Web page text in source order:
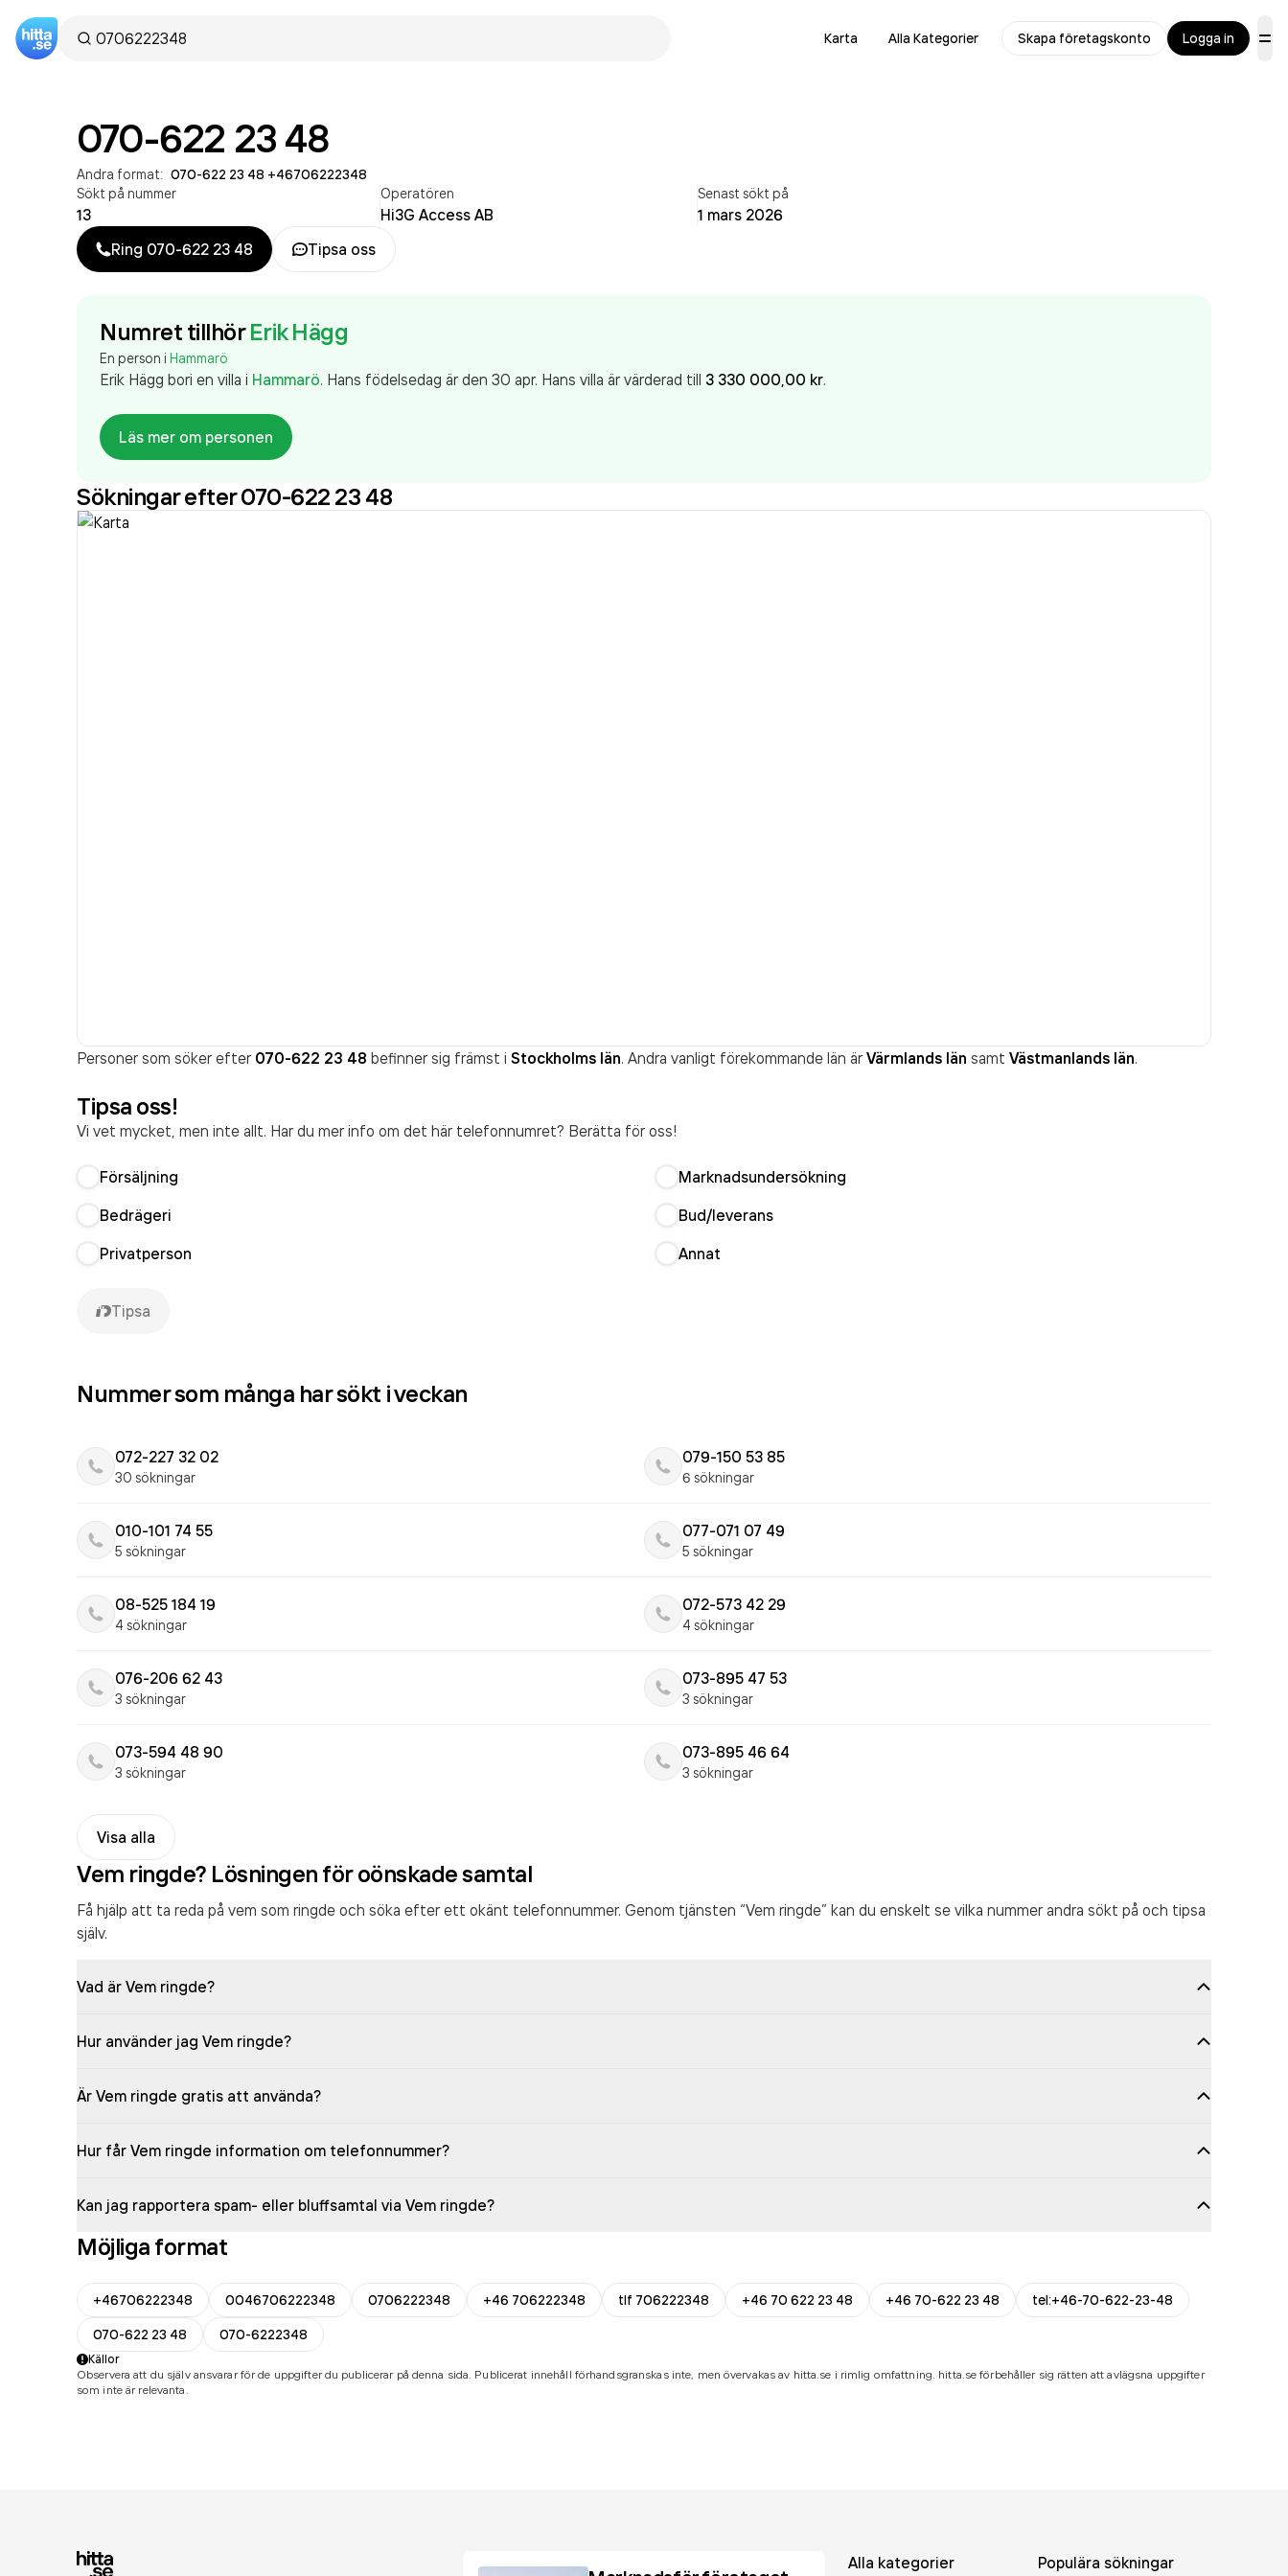
Karta Alla Kategorier Skapa företagskonto Logga in
070-622 23 48
Andra format: 070-622 23 48 +46706222348
Sökt på nummer
13
Operatören
Hi3G Access AB
Senast sökt på
1 mars 2026
Ring 070-622 23 48 Tipsa oss
Numret tillhör Erik Hägg
En person i Hammarö
Erik Hägg bori en villa i Hammarö. Hans födelsedag är den 30 apr. Hans villa är värderad till 3 330 000,00 kr.
Läs mer om personen
Sökningar efter 070-622 23 48
Personer som söker efter 070-622 23 48 befinner sig främst i Stockholms län. Andra vanligt förekommande län är Värmlands län samt Västmanlands län.
Tipsa oss!
Vi vet mycket, men inte allt. Har du mer info om det här telefonnumret? Berätta för oss!
Försäljning
Marknadsundersökning
Bedrägeri
Bud/leverans
Privatperson
Annat
Tipsa
Nummer som många har sökt i veckan
072-227 32 02
30 sökningar
079-150 53 85
6 sökningar
010-101 74 55
5 sökningar
077-071 07 49
5 sökningar
08-525 184 19
4 sökningar
072-573 42 29
4 sökningar
076-206 62 43
3 sökningar
073-895 47 53
3 sökningar
073-594 48 90
3 sökningar
073-895 46 64
3 sökningar
Visa alla
Vem ringde? Lösningen för oönskade samtal
Få hjälp att ta reda på vem som ringde och söka efter ett okänt telefonnummer. Genom tjänsten “Vem ringde” kan du enskelt se vilka nummer andra sökt på och tipsa
själv.
Vad är Vem ringde?
Hur använder jag Vem ringde?
Är Vem ringde gratis att använda?
Hur får Vem ringde information om telefonnummer?
Kan jag rapportera spam- eller bluffsamtal via Vem ringde?
Möjliga format
+46706222348 0046706222348 0706222348 +46 706222348 tlf 706222348 +46 70 622 23 48 +46 70-622 23 48
tel:+46-70-622-23-48
070-622 23 48
070-6222348
Källor
Observera att du själv ansvarar för de uppgifter du publicerar på denna sida. Publicerat innehåll förhandsgranskas inte, men övervakas av hitta.se i rimlig omfattning. hitta.se förbehåller sig rätten att avlägsna uppgifter
som inte är relevanta.
Alla kategorier Populära sökningar